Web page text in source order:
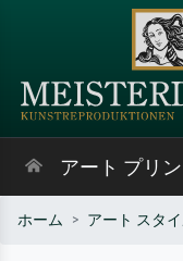
アート プリン
ホーム アート スタ